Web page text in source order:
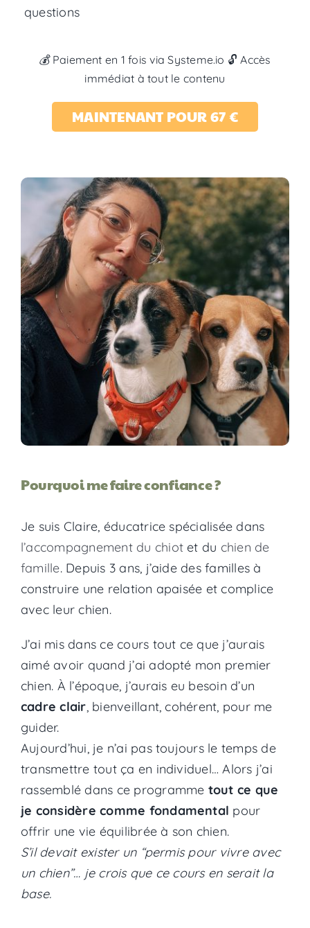
questions
💰Paiement en 1 fois via Systeme.io 🔓 Accès
immédiat à tout le contenu
MAINTENANT POUR 67 €
Pourquoi me faire confiance ?
Je suis Claire, éducatrice spécialisée dans
l’accompagnement du chiot et du chien de
famille. Depuis 3 ans, j’aide des familles à
construire une relation apaisée et complice
avec leur chien.
J’ai mis dans ce cours tout ce que j’aurais
aimé avoir quand j’ai adopté mon premier
chien. À l’époque, j’aurais eu besoin d’un
cadre clair, bienveillant, cohérent, pour me
guider.
Aujourd’hui, je n’ai pas toujours le temps de
transmettre tout ça en individuel… Alors j’ai
rassemblé dans ce programme tout ce que
je considère comme fondamental pour
offrir une vie équilibrée à son chien.
S’il devait exister un “permis pour vivre avec
un chien”… je crois que ce cours en serait la
base.